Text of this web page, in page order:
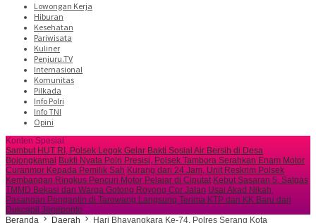
Lowongan Kerja
Hiburan
Kesehatan
Pariwisata
Kuliner
Penjuru.TV
Internasional
Komunitas
Pilkada
Info Polri
Info TNI
Opini
Konten Spesial
Sambut HUT RI, Polsek Legok Gelar Bakti Sosial Air Bersih di Desa
Bojongkamal Bukti Nyata Polri Presisi, Polsek Tambora Serahkan Enam Motor
Curanmor Kepada Pemilik Sah Kurang dari 24 Jam, Unit Reskrim Polsek
Kembangan Ringkus Pencuri Motor Pelajar di Ciputat Kebut Sasaran 5, Satgas
TMMD Bekasi dan Warga Gotong Royong Cor Jalan Usai Akad Nikah,
Pasangan Pengantin di Tarowang Langsung Terima KTP dan KK Baru dari
Dukcapil Jeneponto
Beranda
Daerah
Hari Bhayangkara Ke-74, Polres Serang Kota